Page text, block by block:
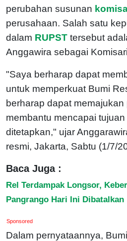
perubahan susunan
perusahaan. Salah satu
dalam RUPST tersebut
Anggawira sebagai
"Saya berharap dapat
untuk memperkuat Bumi
berharap dapat
membantu mencapai
ditetapkan," ujar
resmi, Jakarta, Sabtu (1/7/
Baca Juga :
Rel Terdampak Longsor,
Pangrango Hari Ini Dibatalkan
Sponsored
Dalam pernyataannya,